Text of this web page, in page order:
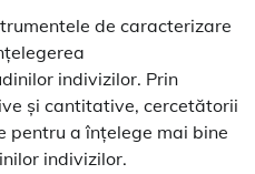
de caracterizare
indivizilor. Prin
și cantitative, cercetătorii
pentru a înțelege mai bine
indivizilor.